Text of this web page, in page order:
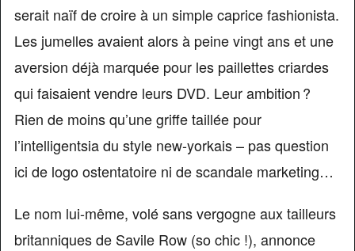
serait naïf de croire à un simple caprice fashionista.
Les jumelles avaient alors à peine vingt ans et une
aversion déjà marquée pour les paillettes criardes
qui faisaient vendre leurs DVD. Leur ambition ?
Rien de moins qu’une griffe taillée pour
l’intelligentsia du style new-yorkais – pas question
ici de logo ostentatoire ni de scandale marketing…
Le nom lui-même, volé sans vergogne aux tailleurs
britanniques de Savile Row (so chic !), annonce